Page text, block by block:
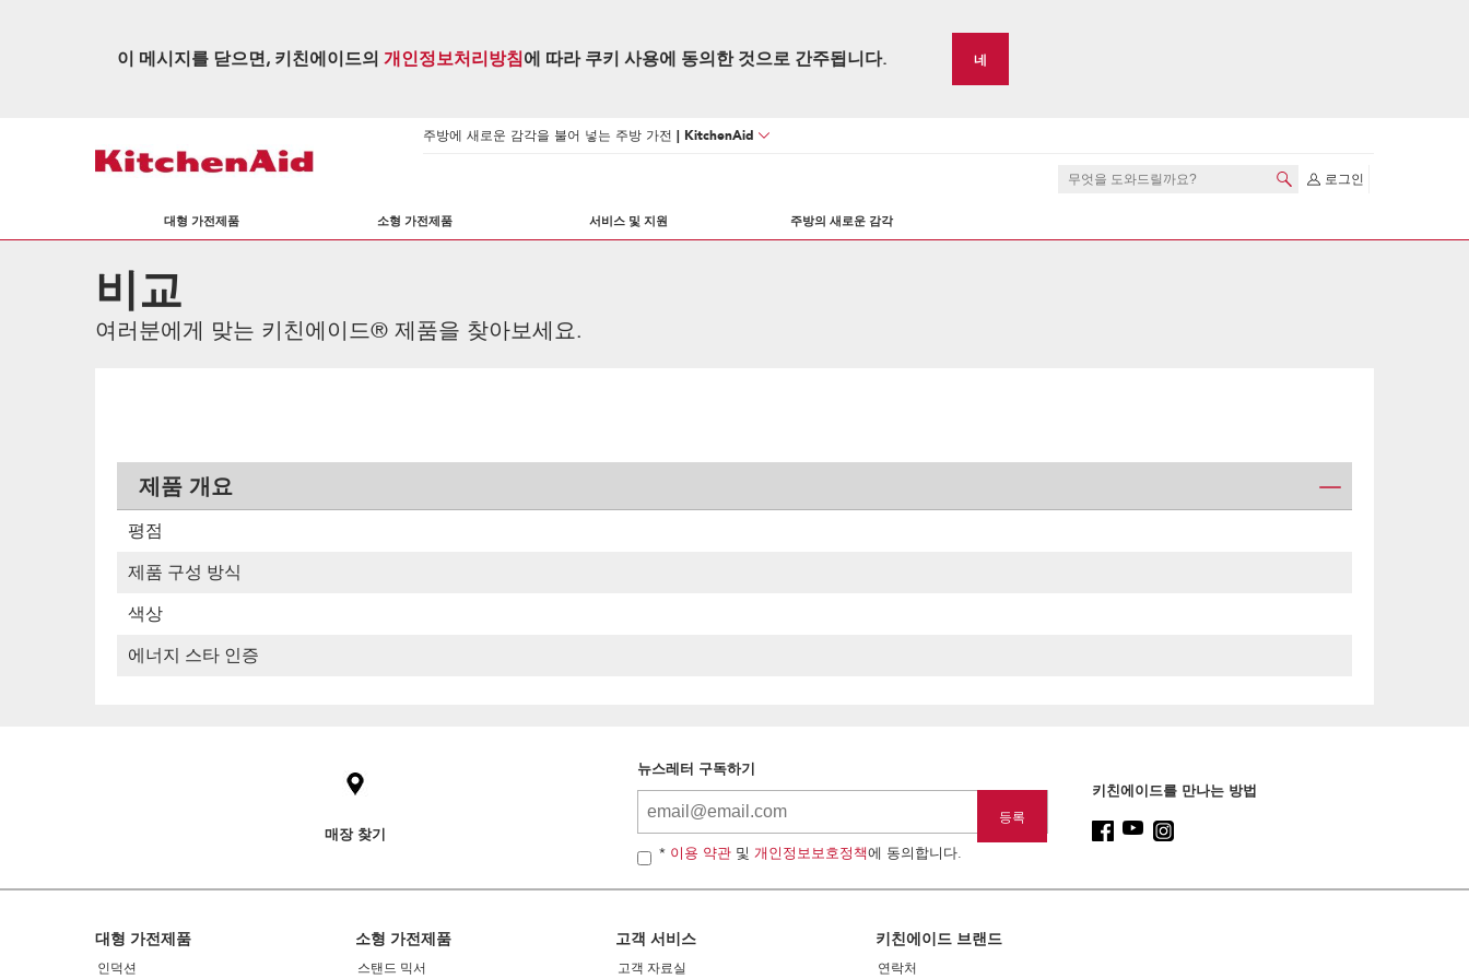
이 메시지를 닫으면, 키친에이드의 개인정보처리방침에 따라 쿠키 사용에 동의한 것으로 간주됩니다. 네
주방에 새로운 감각을 불어 넣는 주방 가전 | KitchenAid
로그인
대형 가전제품 소형 가전제품 서비스 및 지원 주방의 새로운 감각
비교
여러분에게 맞는 키친에이드® 제품을 찾아보세요.
제품 개요
평점
제품 구성 방식
색상
에너지 스타 인증
매장 찾기
뉴스레터 구독하기
* 이용 약관및 개인정보보호정책에 동의합니다.
키친에이드를 만나는 방법
Footer
대형 가전제품
인덕션
소형 가전제품
스탠드 믹서
고객 서비스
고객 자료실
키친에이드 브랜드
연락처